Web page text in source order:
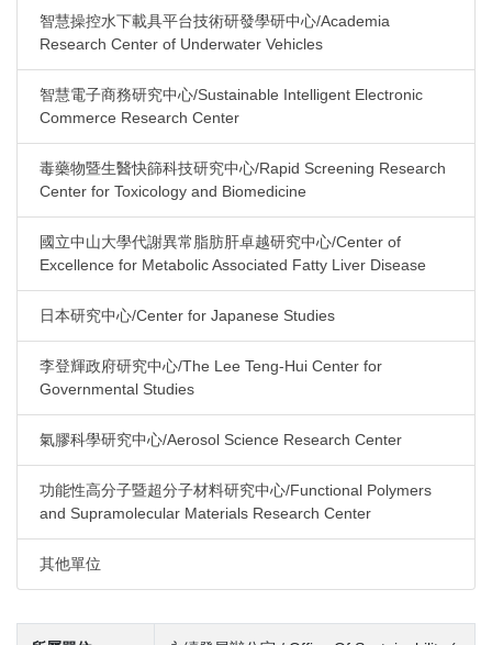
智慧操控水下載具平台技術研發學研中心/Academia
Research Center of Underwater Vehicles
智慧電子商務研究中心/Sustainable Intelligent Electronic
Commerce Research Center
毒藥物暨生醫快篩科技研究中心/Rapid Screening Research
Center for Toxicology and Biomedicine
國立中山大學代謝異常脂肪肝卓越研究中心/Center of
Excellence for Metabolic Associated Fatty Liver Disease
日本研究中心/Center for Japanese Studies
李登輝政府研究中心/The Lee Teng-Hui Center for
Governmental Studies
氣膠科學研究中心/Aerosol Science Research Center
功能性高分子暨超分子材料研究中心/Functional Polymers
and Supramolecular Materials Research Center
其他單位